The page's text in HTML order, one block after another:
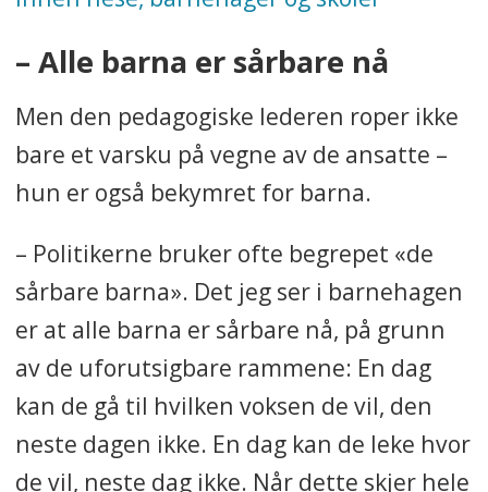
– Alle barna er sårbare nå
Men den pedagogiske lederen roper ikke
bare et varsku på vegne av de ansatte –
hun er også bekymret for barna.
– Politikerne bruker ofte begrepet «de
sårbare barna». Det jeg ser i barnehagen
er at alle barna er sårbare nå, på grunn
av de uforutsigbare rammene: En dag
kan de gå til hvilken voksen de vil, den
neste dagen ikke. En dag kan de leke hvor
de vil, neste dag ikke. Når dette skjer hele